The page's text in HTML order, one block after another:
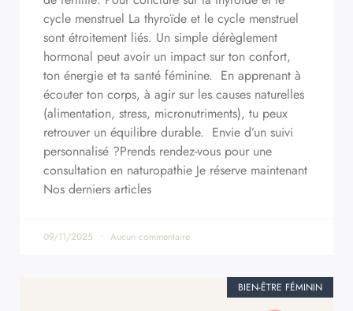
cycle menstruel La thyroïde et le cycle menstruel
sont étroitement liés. Un simple dérèglement
hormonal peut avoir un impact sur ton confort,
ton énergie et ta santé féminine. En apprenant à
écouter ton corps, à agir sur les causes naturelles
(alimentation, stress, micronutriments), tu peux
retrouver un équilibre durable. Envie d’un suivi
personnalisé ?Prends rendez-vous pour une
consultation en naturopathie Je réserve maintenant
Nos derniers articles
09/11/2025 Aucun commentaire
BIEN-ÊTRE FÉMININ